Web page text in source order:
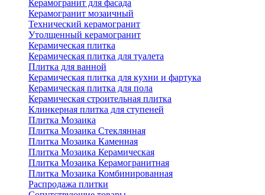
Керамогранит для фасада
Керамогранит мозаичный
Технический керамогранит
Утолщенный керамогранит
Керамическая плитка
Керамическая плитка для туалета
Плитка для ванной
Керамическая плитка для кухни и фартука
Керамическая плитка для пола
Керамическая строительная плитка
Клинкерная плитка для ступеней
Плитка Мозаика
Плитка Мозаика Стеклянная
Плитка Мозаика Каменная
Плитка Мозаика Керамическая
Плитка Мозаика Керамогранитная
Плитка Мозаика Комбинированная
Распродажа плитки